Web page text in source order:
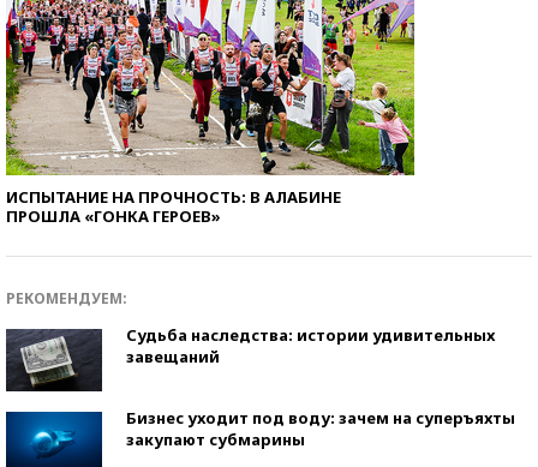
ИСПЫТАНИЕ НА ПРОЧНОСТЬ: В АЛАБИНЕ
ПРОШЛА «ГОНКА ГЕРОЕВ»
РЕКОМЕНДУЕМ:
Судьба наследства: истории удивительных
завещаний
Бизнес уходит под воду: зачем на суперъяхты
закупают субмарины